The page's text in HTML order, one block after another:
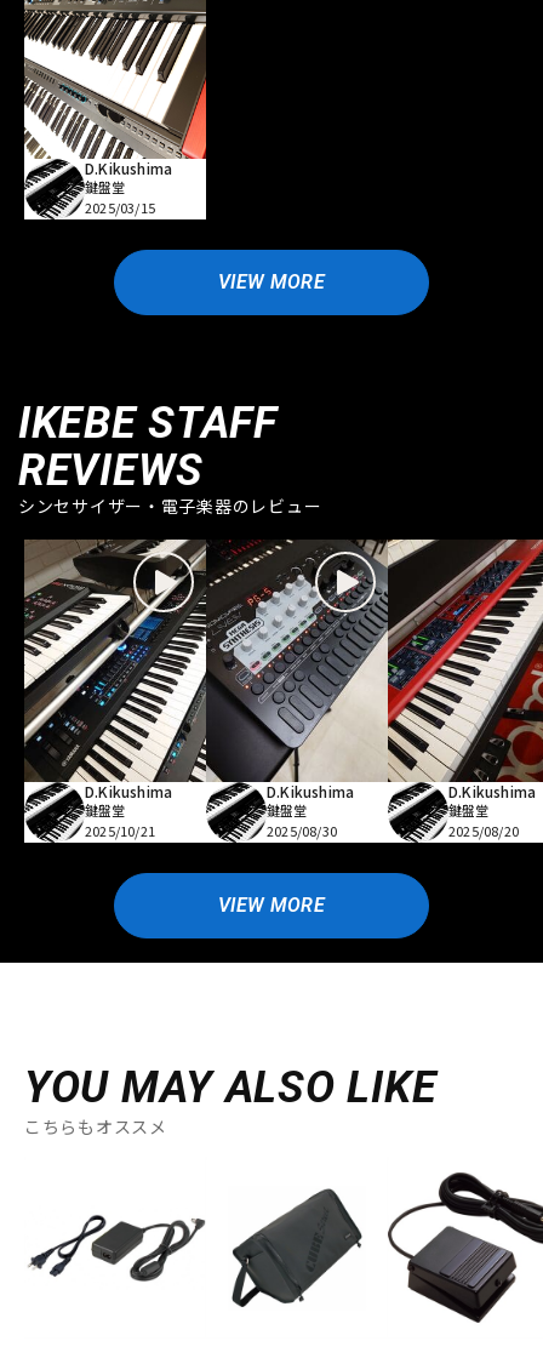
D.Kikushima
鍵盤堂
2025/03/15
VIEW MORE
IKEBE STAFF
REVIEWS
シンセサイザー・電子楽器のレビュー
D.Kikushima
鍵盤堂
2025/10/21
D.Kikushima
鍵盤堂
2025/08/30
D.Kikushima
鍵盤堂
2025/08/20
VIEW MORE
YOU MAY ALSO LIKE
こちらもオススメ